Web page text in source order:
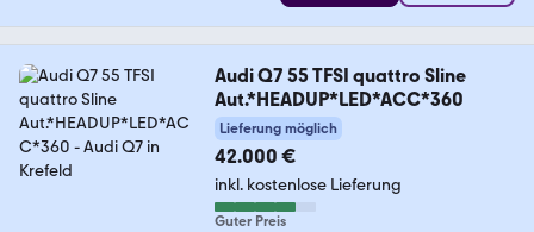
Audi Q7 55 TFSI quattro Sline
Aut.*HEADUP*LED*ACC*360
Lieferung möglich
42.000 €
inkl. kostenlose Lieferung
Guter Preis